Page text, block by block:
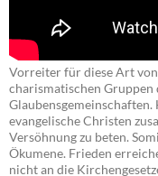
Vorreiter für diese Art
charismatischen Gruppen
evangelische Christen
Versöhnung zu beten.
Ökumene. Frieden
nicht an die